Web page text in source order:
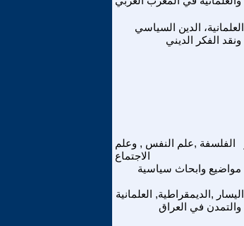
العلمانية، الدين السياسي
ونقد الفكر الديني
الفلسفة ,علم النفس , وعلم
الاجتماع
مواضيع وابحاث سياسية
اليسار ,الديمقراطية, العلمانية
والتمدن في العراق